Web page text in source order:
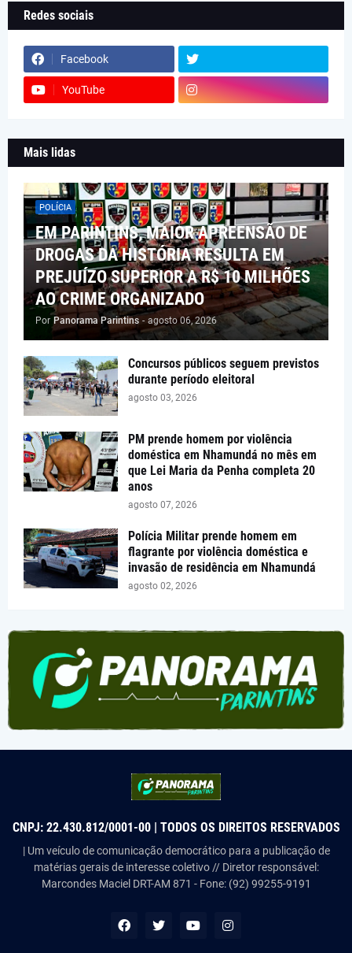
Redes sociais
Facebook
YouTube
Mais lidas
POLÍCIA
EM PARINTINS, MAIOR APREENSÃO DE
DROGAS DA HISTÓRIA RESULTA EM
PREJUÍZO SUPERIOR A R$ 10 MILHÕES
AO CRIME ORGANIZADO
Por Panorama Parintins - agosto 06, 2026
Concursos públicos seguem previstos
durante período eleitoral
agosto 03, 2026
PM prende homem por violência
doméstica em Nhamundá no mês em
que Lei Maria da Penha completa 20
anos
agosto 07, 2026
Polícia Militar prende homem em
flagrante por violência doméstica e
invasão de residência em Nhamundá
agosto 02, 2026
CNPJ: 22.430.812/0001-00 | TODOS OS DIREITOS RESERVADOS
| Um veículo de comunicação democrático para a publicação de
matérias gerais de interesse coletivo // Diretor responsável:
Marcondes Maciel DRT-AM 871 - Fone: (92) 99255-9191